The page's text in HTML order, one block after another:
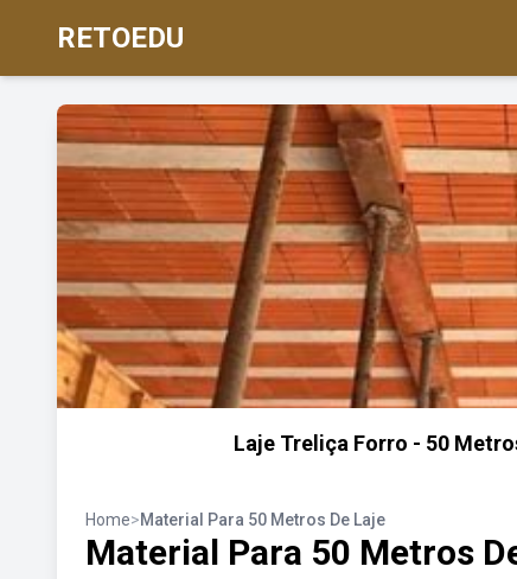
RETOEDU
Laje Treliça Forro - 50
Home>Material Para 50 Metros De Laje
Material Para 50 Metros